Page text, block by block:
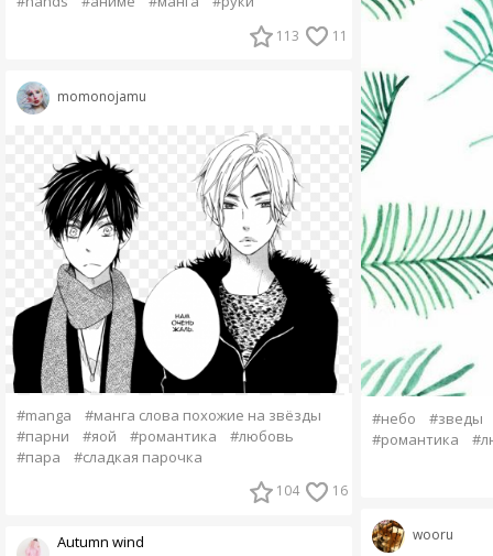
113 11
momonojamu
#manga
#манга слова похожие на звёзды
#парни
#яой #романтика
#любовь
#пара
#сладкая парочка
104 16
Autumn wind
#небо
#зведы
#романтика
wooru